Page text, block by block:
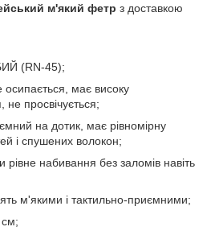
м'який фетр з доставкою
(RN-45);
має високу
не просвічується;
на дотик, має рівномірну
і спушених волокон;
набивання без заломів навіть
м'якими і тактильно-приємними;